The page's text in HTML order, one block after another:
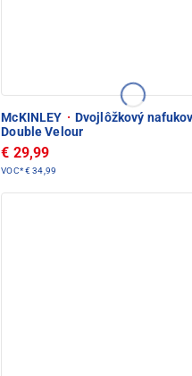
McKINLEY · Dvojlôžkový
Double Velour
€ 29,99
VOC*€ 34,99